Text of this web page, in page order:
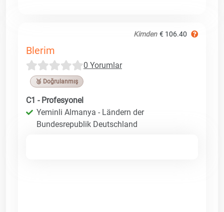
Kimden € 106.40
Blerim
0 Yorumlar
🥉 Doğrulanmış
C1 - Profesyonel
Yeminli Almanya - Ländern der
Bundesrepublik Deutschland